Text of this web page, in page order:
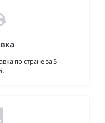
по стране за 5